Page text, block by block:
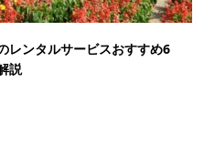
レンタルサービスおすすめ6
説